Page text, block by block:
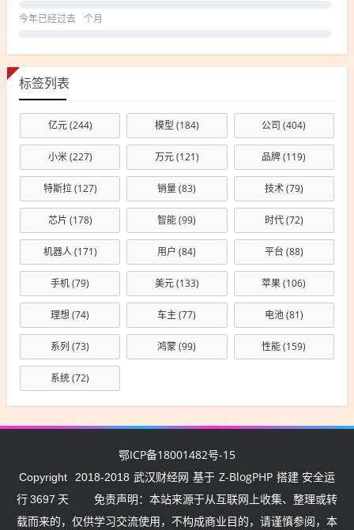
今年已经过去 个月
标签列表
亿元(244) 模型(184) 公司 (404)
小米(227) 万元(121) 品牌(119)
特斯拉(127) 销量(83) 技术(79)
芯片 (178) 智能(99) 时代(72)
机器人(171) 用户 (84) 平台 (88)
手机(79) 美元(133) 苹果(106)
理想(74) 车主(77) 电池(81)
系列 (73) 鸿蒙(99) 性能(159)
系统(72)
鄂ICP备18001482号-15
Copyright 2018-2018 武汉财经网 基于 Z-BlogPHP 搭建 安全运
行3697 天
免责声明：本站来源于从互联网上收集、整理或转
载而来的，仅供学习交流使用，不构成商业目的，请谨慎参阅，本